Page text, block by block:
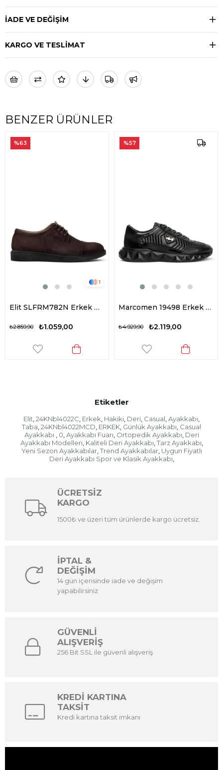
İADE VE DEĞİŞİM
KARGO VE TESLİMAT
BENZER ÜRÜNLER
1
Elit SLFRM782N Erkek Hakiki Deri Casual Ayakkabı Kahverengi
₺1.059,00
₺2.859,90
%63
Marcomen 19498 Erkek Hakiki Deri Casual Ayakkabı Siyah
₺2.119,00
₺4.929,90
%57
Etiketler
Elit, 24KNbl4022C, Erkek, Hakiki, Deri, Casual, Ayakkabı,
Taba, 24KNbl4022MCD, ERKEK, Günlük Ayakkabı, Casual
Ayakkabı , 0, Ayakkabı Fuarı, Ortopedik Ayakkabı, Deri
Ayakkabı Modelleri, Kaliteli Deri Ayakkabı, Tarz Ayakkabı,
Yeni Sezon Ayakkabılar, Trend Ayakkabılar, Uygun Fiyatlı
Deri Ayakkabı Spor ve Klasik Ayakkabı,
ÜCRETSİZ
KARGO
1500₺ ve üzeri tüm ürünlerde kargo ücretsiz.
İPTAL &
DEĞİŞİM
14 gün içerisinde iade ve değişim
yapabilirsiniz
GÜVENLİ
ALIŞVERİŞ
256 Bit SSL ile güvenli alışveriş
KREDİ KARTINA
TAKSİT
Kredi kartına taksit imkanı